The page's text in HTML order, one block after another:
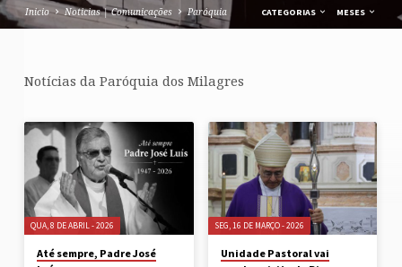
Inicio Noticias | Comunicações Paróquia CATEGORIAS MESES
Notícias da Paróquia dos Milagres
QUA, 8 DE ABRIL - 2026
Até sempre, Padre José
SEG, 16 DE MARÇO - 2026
Unidade Pastoral vai